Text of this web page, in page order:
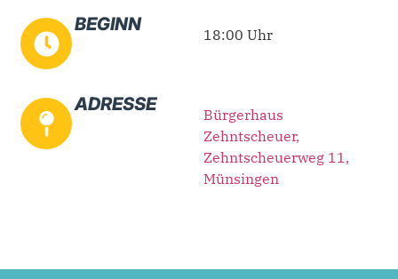
BEGINN 18:00 Uhr
ADRESSE
Bürgerhaus
Zehntscheuer,
Zehntscheuerweg 11,
Münsingen